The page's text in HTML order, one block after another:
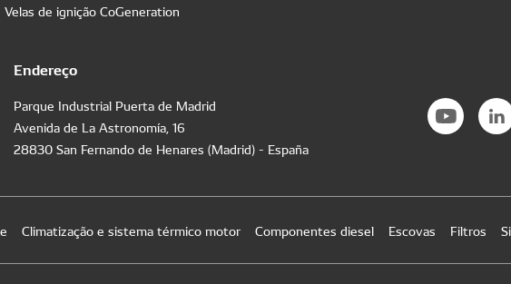
Velas de ignição CoGeneration
Endereço
Parque Industrial Puerta de Madrid
Avenida de La Astronomía, 16
28830 San Fernando de Henares (Madrid) - España
Climatização e sistema térmico motor Componentes diesel Escovas Filtros